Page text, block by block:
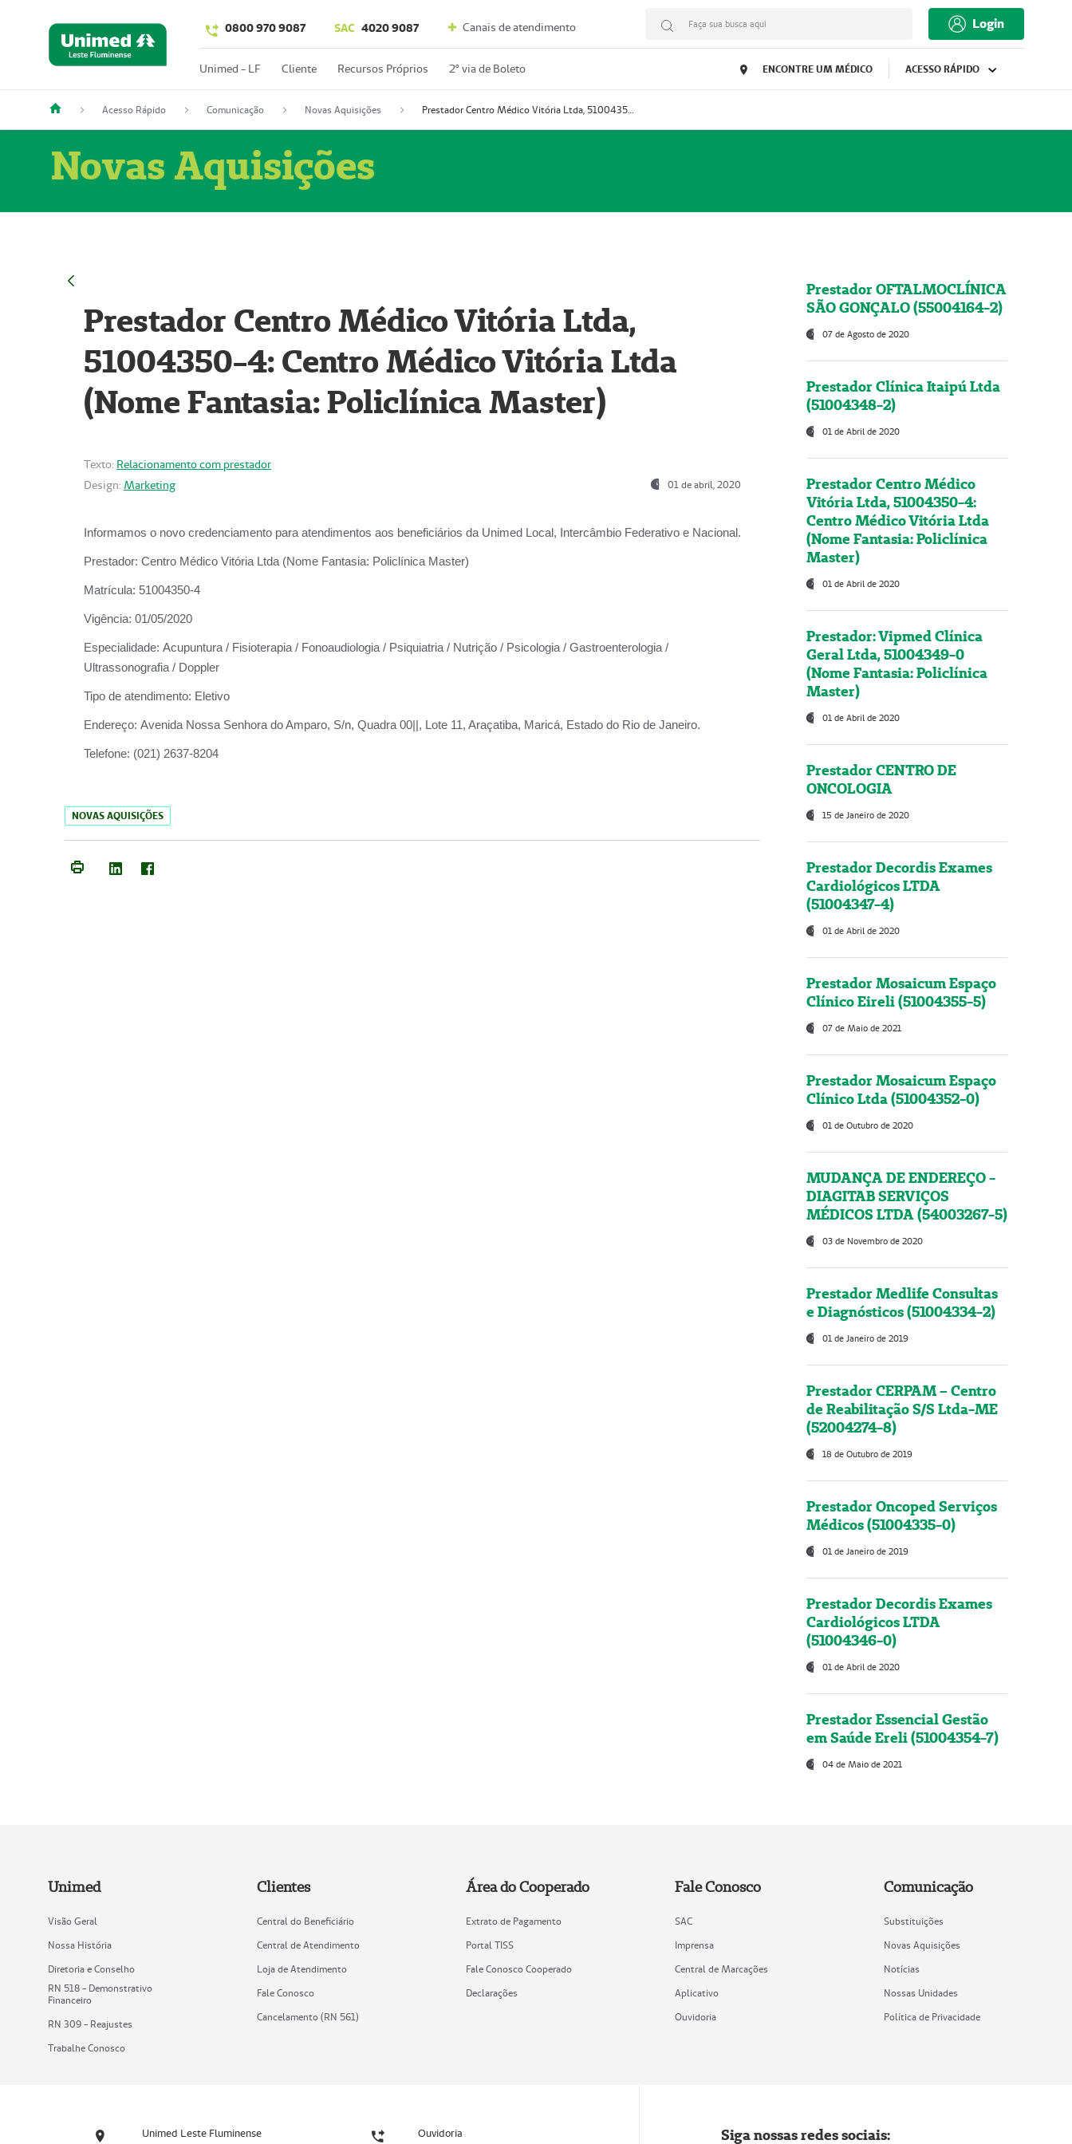
0800 970 9087 SAC 4020 9087 Canais de atendimento Faça sua busca aqui Login
Unimed - LF Cliente Recursos Próprios 2º via de Boleto ENCONTRE UM MÉDICO ACESSO RÁPIDO
Acesso Rápido Comunicação Novas Aquisições Prestador Centro Médico Vitória Ltda, 51004350-4: Centro Médico Vitória Ltda (Nome Fantasia: Policlínica Master)
Novas Aquisições
Prestador Centro Médico Vitória Ltda,
51004350-4: Centro Médico Vitória Ltda
(Nome Fantasia: Policlínica Master)
Texto: Relacionamento com prestador
Design: Marketing 01 de abril, 2020
Informamos o novo credenciamento para atendimentos aos beneficiários da Unimed Local, Intercâmbio Federativo e Nacional.
Prestador: Centro Médico Vitória Ltda (Nome Fantasia: Policlínica Master)
Matrícula: 51004350-4
Vigência: 01/05/2020
Especialidade: Acupuntura / Fisioterapia / Fonoaudiologia / Psiquiatria / Nutrição / Psicologia / Gastroenterologia /
Ultrassonografia / Doppler
Tipo de atendimento: Eletivo
Endereço: Avenida Nossa Senhora do Amparo, S/n, Quadra 00||, Lote 11, Araçatiba, Maricá, Estado do Rio de Janeiro.
Telefone: (021) 2637-8204
NOVAS AQUISIÇÕES
Prestador OFTALMOCLÍNICA
SÃO GONÇALO (55004164-2)
07 de Agosto de 2020
Prestador Clínica Itaipú Ltda
(51004348-2)
01 de Abril de 2020
Prestador Centro Médico
Vitória Ltda, 51004350-4:
Centro Médico Vitória Ltda
(Nome Fantasia: Policlínica
Master)
01 de Abril de 2020
Prestador: Vipmed Clínica
Geral Ltda, 51004349-0
(Nome Fantasia: Policlínica
Master)
01 de Abril de 2020
Prestador CENTRO DE
ONCOLOGIA
15 de Janeiro de 2020
Prestador Decordis Exames
Cardiológicos LTDA
(51004347-4)
01 de Abril de 2020
Prestador Mosaicum Espaço
Clínico Eireli (51004355-5)
07 de Maio de 2021
Prestador Mosaicum Espaço
Clínico Ltda (51004352-0)
01 de Outubro de 2020
MUDANÇA DE ENDEREÇO -
DIAGITAB SERVIÇOS
MÉDICOS LTDA (54003267-5)
03 de Novembro de 2020
Prestador Medlife Consultas
e Diagnósticos (51004334-2)
01 de Janeiro de 2019
Prestador CERPAM – Centro
de Reabilitação S/S Ltda-ME
(52004274-8)
18 de Outubro de 2019
Prestador Oncoped Serviços
Médicos (51004335-0)
01 de Janeiro de 2019
Prestador Decordis Exames
Cardiológicos LTDA
(51004346-0)
01 de Abril de 2020
Prestador Essencial Gestão
em Saúde Ereli (51004354-7)
04 de Maio de 2021
Unimed
Visão Geral
Nossa História
Diretoria e Conselho
RN 518 - Demonstrativo
Financeiro
RN 309 - Reajustes
Trabalhe Conosco
Clientes
Central do Beneficiário
Central de Atendimento
Loja de Atendimento
Fale Conosco
Cancelamento (RN 561)
Área do Cooperado
Extrato de Pagamento
Portal TISS
Fale Conosco Cooperado
Declarações
Fale Conosco
SAC
Imprensa
Central de Marcações
Aplicativo
Ouvidoria
Comunicação
Substituições
Novas Aquisições
Notícias
Nossas Unidades
Política de Privacidade
Unimed Leste Fluminense Ouvidoria Siga nossas redes sociais: